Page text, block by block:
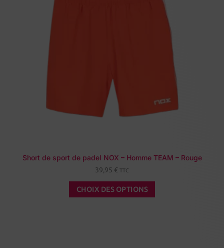
Short de sport de padel NOX – Homme TEAM – Rouge
39,95 € TTC
CHOIX DES OPTIONS